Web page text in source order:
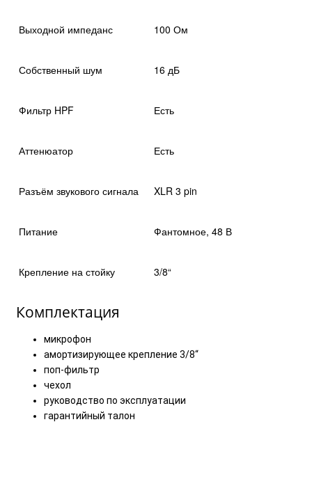
Выходной импеданс 100 Ом
Собственный шум 16 дБ
Фильтр HPF Есть
Аттенюатор Есть
Разъём звукового сигнала XLR 3 pin
Питание Фантомное, 48 В
Крепление на стойку 3/8“
Комплектация
микрофон
амортизирующее крепление 3/8“
поп-фильтр
чехол
руководство по эксплуатации
гарантийный талон